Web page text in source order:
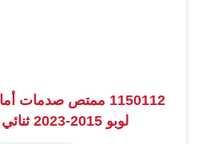
لوبو 2015-2023 ثنائي الأنبوب غاز